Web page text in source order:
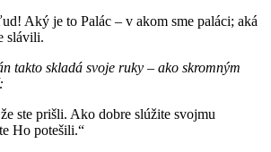
Aký je to Palác – v akom sme paláci; aká
slávili.
takto skladá svoje ruky – ako skromným
ste prišli. Ako dobre slúžite svojmu
Ho potešili.“